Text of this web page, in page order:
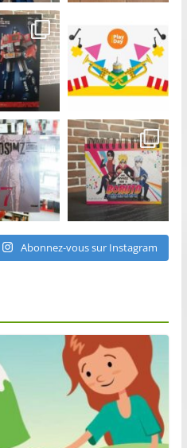
Abonnez-vous sur Instagram